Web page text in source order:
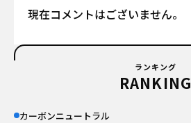
現在コメントはございません。
ランキング
RANKING
カーボンニュートラル